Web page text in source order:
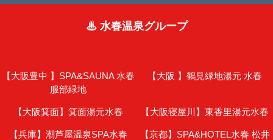
♨ 水春温泉グループ
【大阪豊中 】 SPA&SAUNA 水春
服部緑地
【大阪 】 鶴見緑地湯元 水春
【大阪箕面】 箕面湯元水春 【大阪寝屋川】 東香里湯元水春
【兵庫】 潮芦屋温泉SPA水春 【京都】 SPA&HOTEL水春 松井